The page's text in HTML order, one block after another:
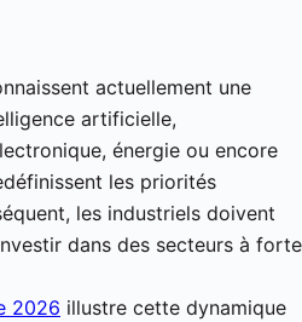
actuellement une
artificielle,
énergie ou encore
les priorités
les industriels doivent
dans des secteurs à forte
2026 illustre cette dynamique